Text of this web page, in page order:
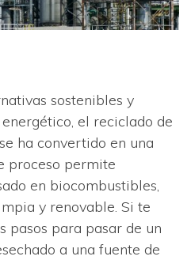
sostenibles y
el reciclado de
ha convertido en una
proceso permite
en biocombustibles,
y renovable. Si te
pasos para pasar de un
a una fuente de